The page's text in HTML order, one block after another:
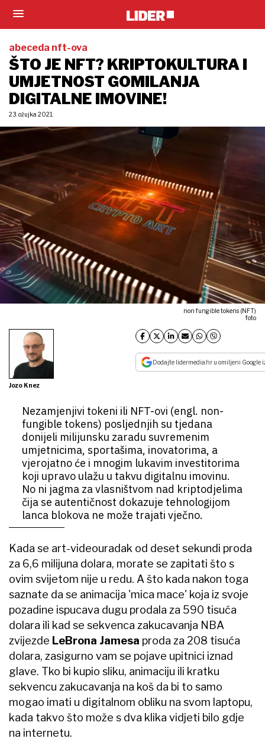
abeceda nft-ova
ŠTO JE NFT? KRIPTOKULTURA I
UMJETNOST GOMILANJA
DIGITALNE IMOVINE!
23. ožujka 2021.
non fungible tokens (NFT)
foto
Jozo Knez
Dodajte lidermedia.hr u omiljeni Google
Nezamjenjivi tokeni ili NFT-ovi (engl. non-
fungible tokens) posljednjih su tjedana
donijeli milijunsku zaradu suvremenim
umjetnicima, sportašima, inovatorima, a
vjerojatno će i mnogim lukavim investitorima
koji upravo ulažu u takvu digitalnu imovinu.
No ni jagma za vlasništvom nad kriptodjelima
čija se autentičnost dokazuje tehnologijom
lanca blokova ne može trajati vječno.
Kada se art-videouradak od deset sekundi proda
za 6,6 milijuna dolara, morate se zapitati što s
ovim svijetom nije u redu. A što kada nakon toga
saznate da se animacija 'mica mace' koja iz svoje
pozadine ispucava dugu prodala za 590 tisuća
dolara ili kad se sekvenca zakucavanja NBA
zvijezde LeBrona Jamesa proda za 208 tisuća
dolara, zasigurno vam se pojave upitnici iznad
glave. Tko bi kupio sliku, animaciju ili kratku
sekvencu zakucavanja na koš da bi to samo
mogao imati u digitalnom obliku na svom laptopu,
kada takvo što može s dva klika vidjeti bilo gdje
na internetu.